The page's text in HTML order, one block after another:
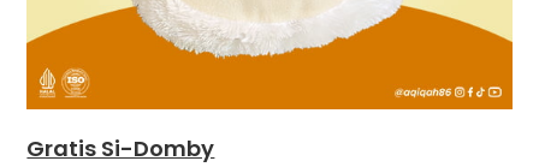
Gratis Si-Domby